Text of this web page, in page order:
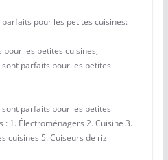
pour les petites cuisines:
pour les petites cuisines,
parfaits pour les petites
parfaits pour les petites
: 1. Électroménagers 2. Cuisine 3.
cuisines 5. Cuiseurs de riz